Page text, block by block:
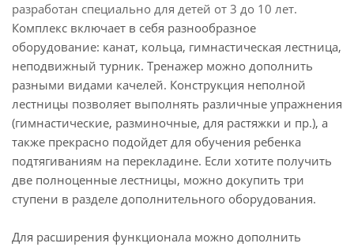
разработан специально для детей от 3 до 10 лет.
Комплекс включает в себя разнообразное
оборудование: канат, кольца, гимнастическая лестница,
неподвижный турник. Тренажер можно дополнить
разными видами качелей. Конструкция неполной
лестницы позволяет выполнять различные упражнения
(гимнастические, разминочные, для растяжки и пр.), а
также прекрасно подойдет для обучения ребенка
подтягиваниям на перекладине. Если хотите получить
две полноценные лестницы, можно докупить три
ступени в разделе дополнительного оборудования.
Для расширения функционала можно дополнить